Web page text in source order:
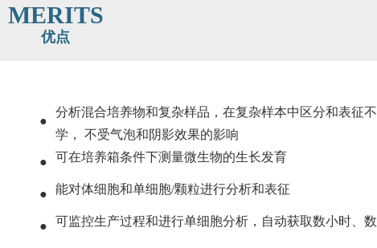
MERITS
优点
●
分析混合培养物和复杂样品，在复杂样本中区分和表征
学， 不受气泡和阴影效果的影响
●
可在培养箱条件下测量微生物的生长发育
● 能对体细胞和单细胞/颗粒进行分析和表征
● 可监控生产过程和进行单细胞分析，自动获取数小时、